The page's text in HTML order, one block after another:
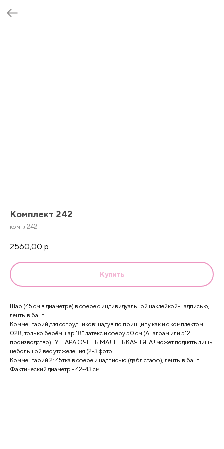
Комплект 242
компл242
2560,00 р.
Купить
Шар (45 см в диаметре) в сфере с индивидуальной наклейкой-надписью,
ленты в бант
Комментарий для сотрудников: надув по принципу как и с комплектом
028, только берём шар 18" латекс и сферу 50 см (Анаграм или 512
производство) ! У ШАРА ОЧЕНЬ МАЛЕНЬКАЯ ТЯГА ! может поднять лишь
небольшой вес утяжеления (2-3 фото
Комментарий 2: 45тка в сфере и надписью (дабл стафф), ленты в бант
Фактический диаметр - 42-43 см